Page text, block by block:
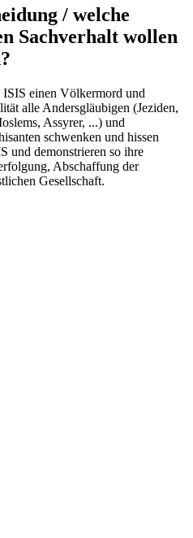
/ welche
Sachverhalt wollen
einen Völkermord und
alle Andersgläubigen (Jeziden,
Assyrer, ...) und
schwenken und hissen
und demonstrieren so ihre
Abschaffung der
Gesellschaft.